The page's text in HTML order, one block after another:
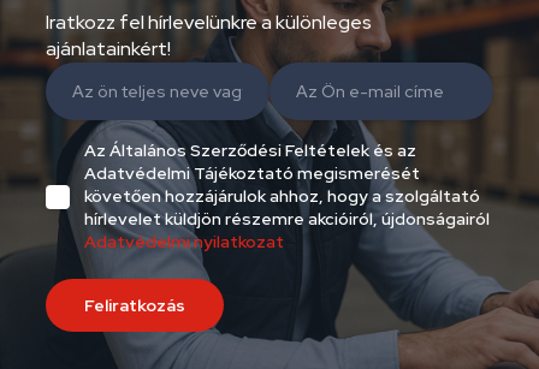
Iratkozz fel hírlevelünkre a különleges
ajánlatainkért!
Az Általános Szerződési Feltételek és az
Adatvédelmi Tájékoztató megismerését
követően hozzájárulok ahhoz, hogy a szolgáltató
hírlevelet küldjön részemre akcióiról, újdonságairól
Adatvédelmi nyilatkozat
Feliratkozás